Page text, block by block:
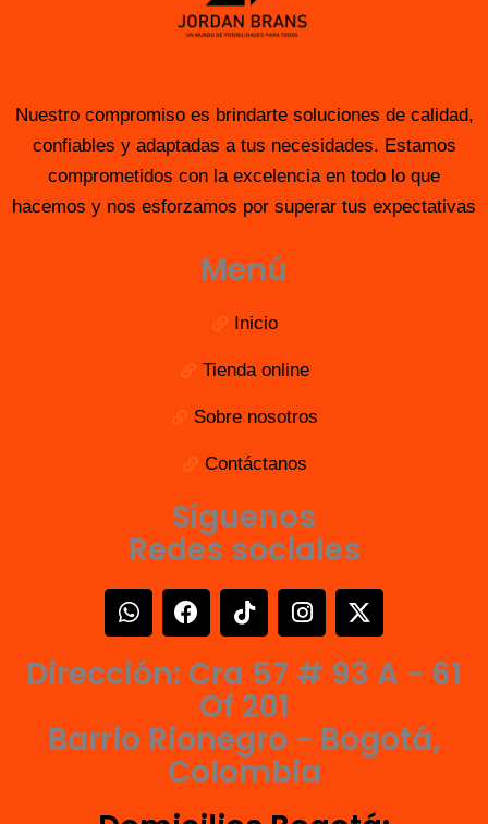
Nuestro compromiso es brindarte soluciones de calidad,
confiables y adaptadas a tus necesidades. Estamos
comprometidos con la excelencia en todo lo que
hacemos y nos esforzamos por superar tus expectativas
Menú
Inicio
Tienda online
Sobre nosotros
Contáctanos
Síguenos
Redes sociales
W
h
t
p
F
a
e
o
k
T
i
o
k
I
n
t
r
a
m
X
-
w
t
e
Dirección: Cra 57 # 93 A - 61
Of 201
Barrio Rionegro - Bogotá,
Colombia